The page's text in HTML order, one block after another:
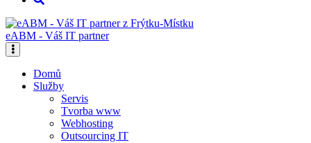
eABM - Váš IT partner
Domů
Služby
Servis
Tvorba www
Webhosting
Outsourcing IT